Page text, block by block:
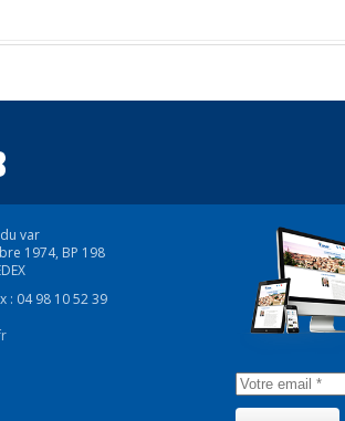
var
1974, BP 198
: 04 98 10 52 39